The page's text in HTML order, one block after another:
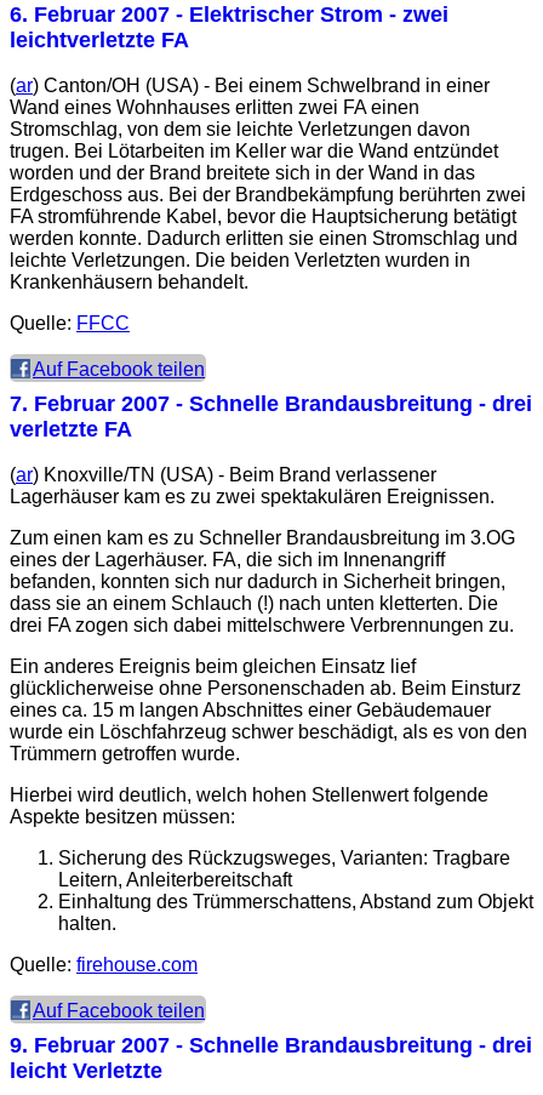
6. Februar 2007 - Elektrischer Strom - zwei
leichtverletzte FA
(ar) Canton/OH (USA) - Bei einem Schwelbrand in einer
Wand eines Wohnhauses erlitten zwei FA einen
Stromschlag, von dem sie leichte Verletzungen davon
trugen. Bei Lötarbeiten im Keller war die Wand entzündet
worden und der Brand breitete sich in der Wand in das
Erdgeschoss aus. Bei der Brandbekämpfung berührten zwei
FA stromführende Kabel, bevor die Hauptsicherung betätigt
werden konnte. Dadurch erlitten sie einen Stromschlag und
leichte Verletzungen. Die beiden Verletzten wurden in
Krankenhäusern behandelt.
Quelle: FFCC
Auf Facebook teilen
7. Februar 2007 - Schnelle Brandausbreitung - drei
verletzte FA
(ar) Knoxville/TN (USA) - Beim Brand verlassener
Lagerhäuser kam es zu zwei spektakulären Ereignissen.
Zum einen kam es zu Schneller Brandausbreitung im 3.OG
eines der Lagerhäuser. FA, die sich im Innenangriff
befanden, konnten sich nur dadurch in Sicherheit bringen,
dass sie an einem Schlauch (!) nach unten kletterten. Die
drei FA zogen sich dabei mittelschwere Verbrennungen zu.
Ein anderes Ereignis beim gleichen Einsatz lief
glücklicherweise ohne Personenschaden ab. Beim Einsturz
eines ca. 15 m langen Abschnittes einer Gebäudemauer
wurde ein Löschfahrzeug schwer beschädigt, als es von den
Trümmern getroffen wurde.
Hierbei wird deutlich, welch hohen Stellenwert folgende
Aspekte besitzen müssen:
Sicherung des Rückzugsweges, Varianten: Tragbare
Leitern, Anleiterbereitschaft
Einhaltung des Trümmerschattens, Abstand zum Objekt
halten.
Quelle: firehouse.com
Auf Facebook teilen
9. Februar 2007 - Schnelle Brandausbreitung - drei
leicht Verletzte